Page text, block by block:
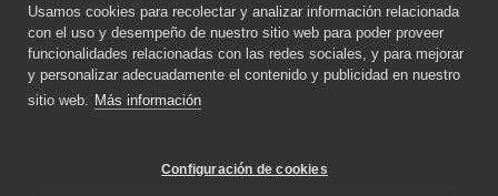
Usamos cookies para recolectar y analizar información relacionada
con el uso y desempeño de nuestro sitio web para poder proveer
funcionalidades relacionadas con las redes sociales, y para mejorar
y personalizar adecuadamente el contenido y publicidad en nuestro
sitio web. Más información
Configuración de cookies